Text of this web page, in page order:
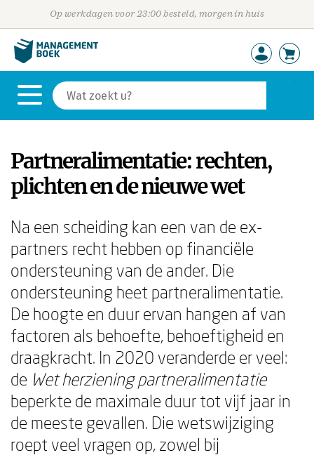
Op werkdagen voor 23:00 besteld, morgen in huis
Partneralimentatie: rechten,
plichten en de nieuwe wet
Na een scheiding kan een van de ex-
partners recht hebben op financiële
ondersteuning van de ander. Die
ondersteuning heet partneralimentatie.
De hoogte en duur ervan hangen af van
factoren als behoefte, behoeftigheid en
draagkracht. In 2020 veranderde er veel:
de Wet herziening partneralimentatie
beperkte de maximale duur tot vijf jaar in
de meeste gevallen. Die wetswijziging
roept veel vragen op, zowel bij